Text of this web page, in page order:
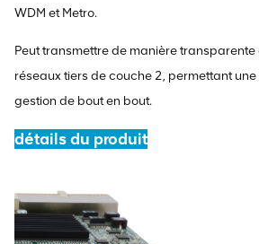
WDM et Metro.
Peut transmettre de manière
réseaux tiers de couche 2, permettant
gestion de bout en bout.
détails du produit